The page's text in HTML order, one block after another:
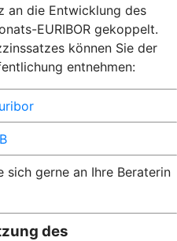
an die Entwicklung des
EURIBOR gekoppelt.
können Sie der
entnehmen:
sich gerne an Ihre Beraterin
des